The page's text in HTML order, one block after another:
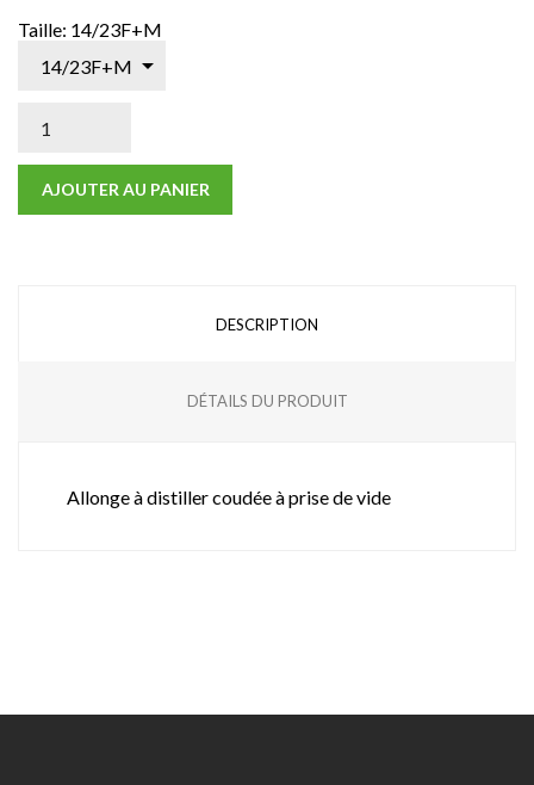
Taille: 14/23F+M
AJOUTER AU PANIER
DESCRIPTION
DÉTAILS DU PRODUIT
Allonge à distiller coudée à prise de vide